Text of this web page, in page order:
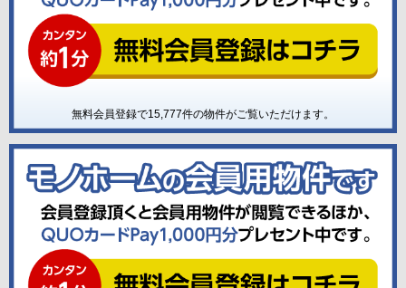
無料会員登録で15,777件の物件がご覧いただけます。